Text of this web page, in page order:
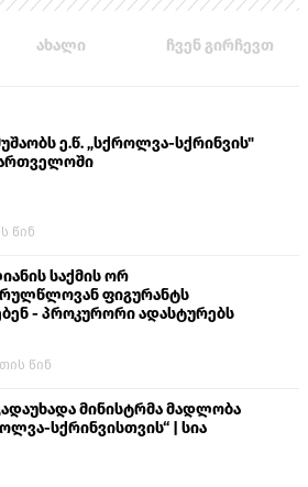
ახალი ჩვენ გირჩევთ
ე.წ. „სქროლვა-სქრინვის"
წინ
საქმის ორ
ფიგურანტს
- პროკურორი ადასტურებს
წინ
მინისტრმა მადლობა
სქრინვისთვის“ | სია